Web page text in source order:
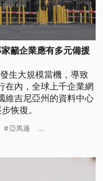
籲企業應有多元備援
生大規模當機，導致
在內，全球上千企業網
維吉尼亞州的資料中心
恢復。
亞馬遜 ...